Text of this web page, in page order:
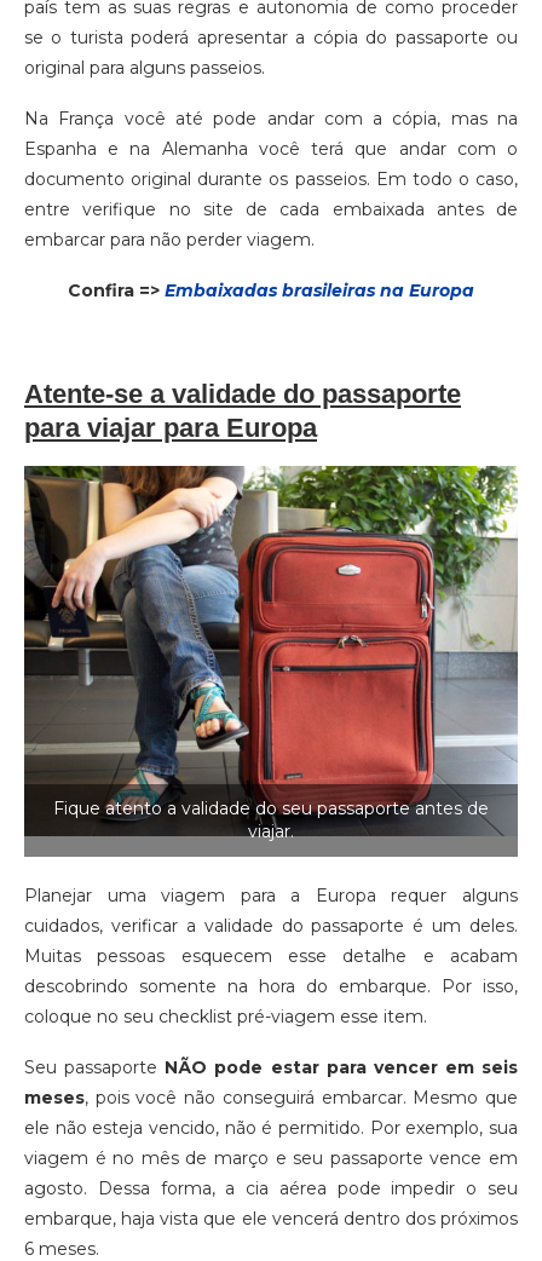
país tem as suas regras e autonomia de como proceder
se o turista poderá apresentar a cópia do passaporte ou
original para alguns passeios.
Na França você até pode andar com a cópia, mas na
Espanha e na Alemanha você terá que andar com o
documento original durante os passeios. Em todo o caso,
entre verifique no site de cada embaixada antes de
embarcar para não perder viagem.
Confira => Embaixadas brasileiras na Europa
Atente-se a validade do passaporte
para viajar para Europa
Fique atento a validade do seu passaporte antes de
viajar.
Planejar uma viagem para a Europa requer alguns
cuidados, verificar a validade do passaporte é um deles.
Muitas pessoas esquecem esse detalhe e acabam
descobrindo somente na hora do embarque. Por isso,
coloque no seu checklist pré-viagem esse item.
Seu passaporte NÃO pode estar para vencer em seis
meses, pois você não conseguirá embarcar. Mesmo que
ele não esteja vencido, não é permitido. Por exemplo, sua
viagem é no mês de março e seu passaporte vence em
agosto. Dessa forma, a cia aérea pode impedir o seu
embarque, haja vista que ele vencerá dentro dos próximos
6 meses.